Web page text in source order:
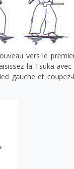
vers le
la Tsuka
gauche et